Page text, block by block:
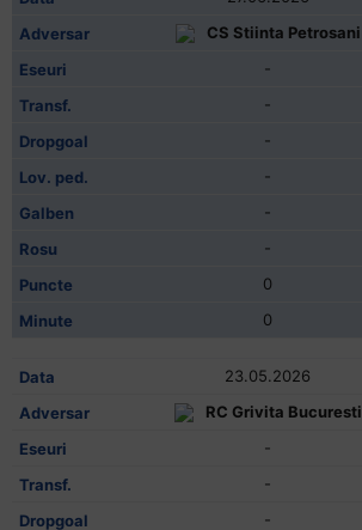
CS Stiinta Petrosani
-
-
-
-
-
-
0
0
23.05.2026
RC Grivita Bucuresti
-
-
-